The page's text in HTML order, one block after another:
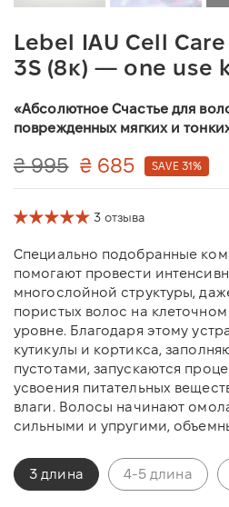
Lebel IAU Cell
3S (8к) — one use
«Абсолютное Счастье для
поврежденных мягких и
₴ 995 ₴ 685 SAVE 31%
3 отзыва
Специально подобранные
помогают провести
многослойной структуры,
пористых волос на
уровне. Благодаря этому
кутикулы и кортикса,
пустотами, запускаются
усвоения питательных
влаги. Волосы начинают
сильными и упругими,
3 длина 4-5 длина